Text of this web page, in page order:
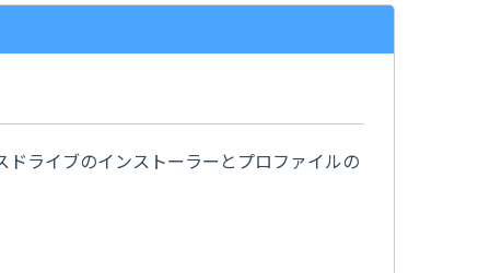
ライブのインストーラーとプロファイルの